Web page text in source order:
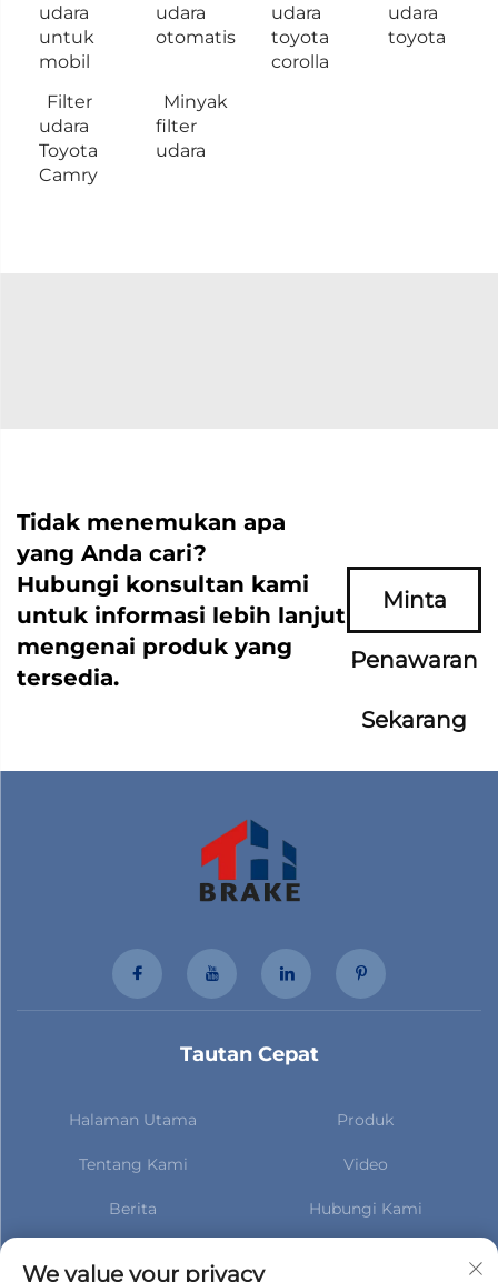
udara
untuk
mobil
udara
otomatis
udara
toyota
corolla
udara
toyota
Filter
udara
Toyota
Camry
Minyak
filter
udara
Tidak menemukan apa
yang Anda cari?
Hubungi konsultan kami
untuk informasi lebih lanjut
mengenai produk yang
tersedia.
Minta
Penawaran
Sekarang
Tautan Cepat
Halaman Utama Produk
Tentang Kami Video
Berita Hubungi Kami
mendapatkan informasi
We value your privacy